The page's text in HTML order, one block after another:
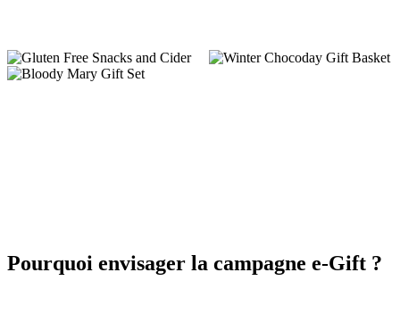
Pourquoi envisager la campagne e-Gift ?